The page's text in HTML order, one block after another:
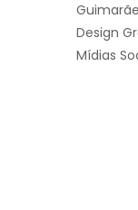
Design
Mídias